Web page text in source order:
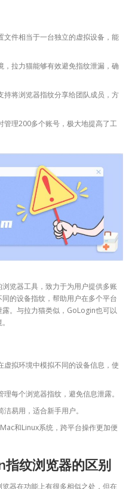
文件相当于一台独立的虚拟设备，能
，拉力猫能够有效避免指纹泄漏，确
持将浏览器指纹分享给团队成员，方
管理200多个账号，极大地提高了工
览器工具，致力于为用户提供多账
的设备指纹，帮助用户在多个平台
。与拉力猫类似，GoLogin也可以
拟环境中模拟不同的设备信息，使
每个浏览器指纹，避免信息泄露。
易用，适合新手用户。
和Linux系统，跨平台操作更加便
纹浏览器的区别
器在功能上有很多相似之处，但在